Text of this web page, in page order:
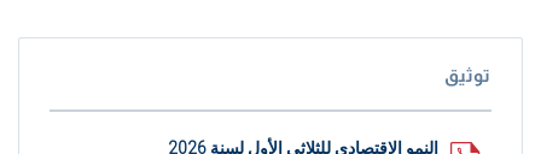
توثيق
النمو الإقتصادي للثلاثي الأول لسنة 2026